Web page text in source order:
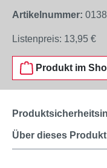
Artikelnummer:
Listenpreis: 13,95 €
Produkt im
Über dieses Produkt